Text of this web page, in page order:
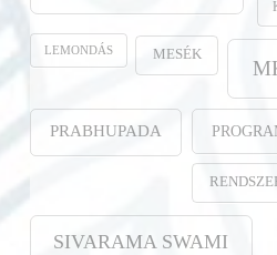
LEMONDÁS MESÉK
PRABHUPADA
SIVARAMA SWAMI